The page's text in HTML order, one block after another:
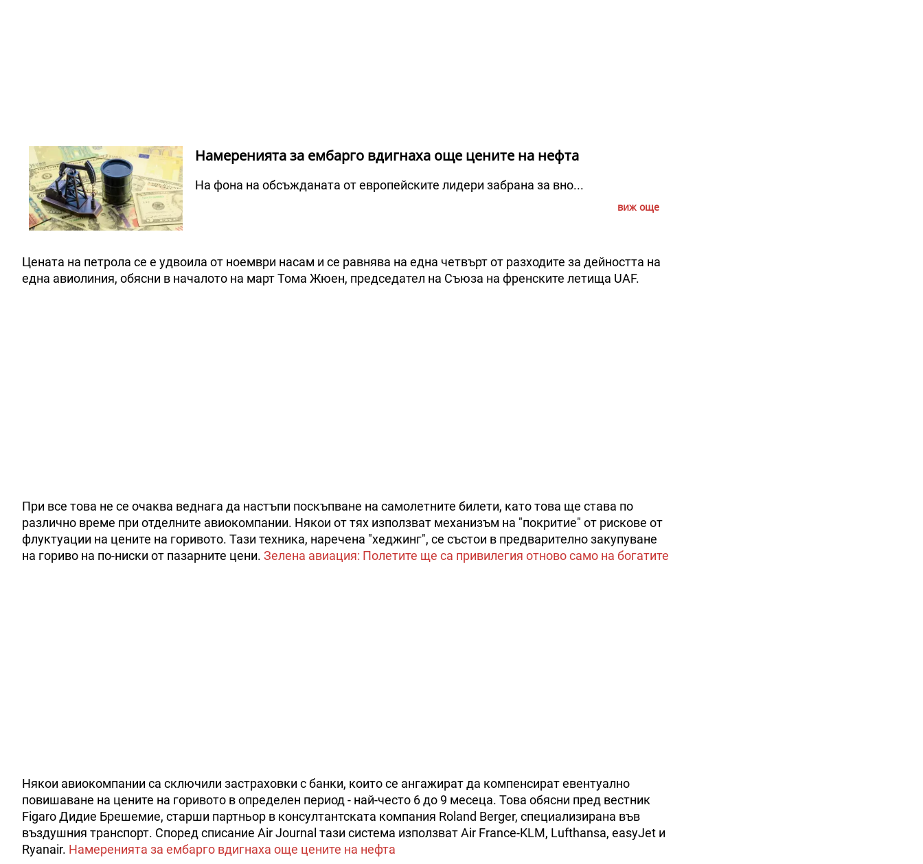
Намеренията за ембарго вдигнаха още цените на нефта
На фона на обсъжданата от европейските лидери забрана за вно...
виж още
Цената на петрола се е удвоила от ноември насам и се равнява на една четвърт от разходите за дейността на
една авиолиния, обясни в началото на март Тома Жюен, председател на Съюза на френските летища UAF.
При все това не се очаква веднага да настъпи поскъпване на самолетните билети, като това ще става по
различно време при отделните авиокомпании. Някои от тях използват механизъм на "покритие" от рискове от
флуктуации на цените на горивото. Тази техника, наречена "хеджинг", се състои в предварително закупуване
на гориво на по-ниски от пазарните цени. Зелена авиация: Полетите ще са привилегия отново само на богатите
Някои авиокомпании са сключили застраховки с банки, които се ангажират да компенсират евентуално
повишаване на цените на горивото в определен период - най-често 6 до 9 месеца. Това обясни пред вестник
Figaro Дидие Брешемие, старши партньор в консултантската компания Roland Berger, специализирана във
въздушния транспорт. Според списание Air Journal тази система използват Air France-KLM, Lufthansa, easyJet и
Ryanair. Намеренията за ембарго вдигнаха още цените на нефта